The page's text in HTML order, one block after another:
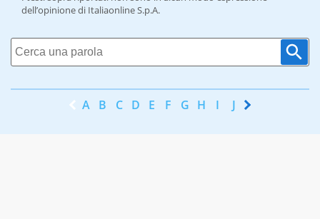
dell’opinione di Italiaonline S.p.A.
A B C D E F G H I J K